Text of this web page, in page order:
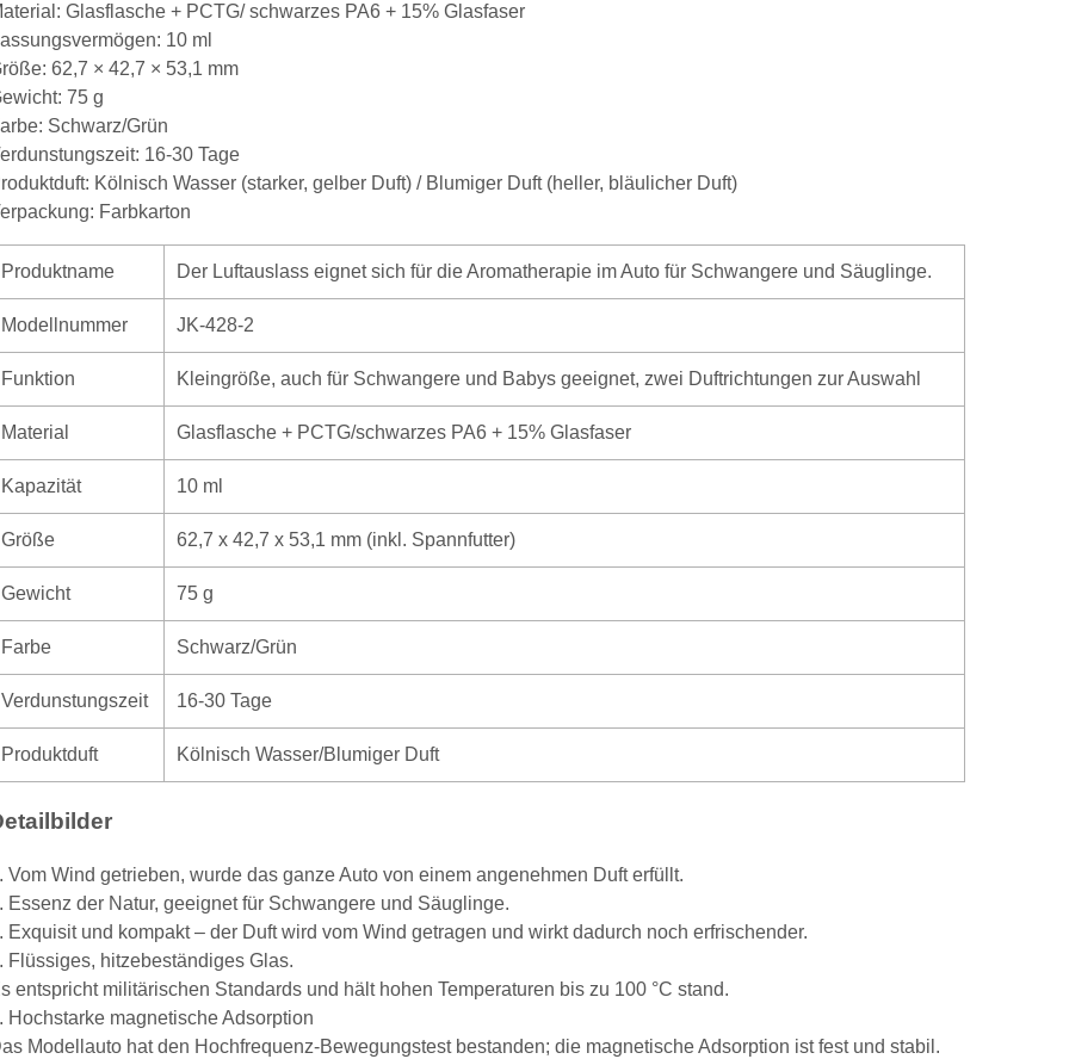
Glasflasche + PCTG/ schwarzes PA6 + 15% Glasfaser
10 ml
62,7 × 42,7 × 53,1 mm
75 g
Schwarz/Grün
16-30 Tage
Kölnisch Wasser (starker, gelber Duft) / Blumiger Duft (heller, bläulicher Duft)
Farbkarton
Produktname Der Luftauslass eignet sich für die Aromatherapie im Auto für Schwangere und Säuglinge.
Modellnummer JK-428-2
Funktion Kleingröße, auch für Schwangere und Babys geeignet, zwei Duftrichtungen zur Auswahl
Material Glasflasche + PCTG/schwarzes PA6 + 15% Glasfaser
Kapazität 10 ml
Größe 62,7 x 42,7 x 53,1 mm (inkl. Spannfutter)
Gewicht 75 g
Farbe Schwarz/Grün
Verdunstungszeit 16-30 Tage
Produktduft Kölnisch Wasser/Blumiger Duft
Vom Wind getrieben, wurde das ganze Auto von einem angenehmen Duft erfüllt.
Essenz der Natur, geeignet für Schwangere und Säuglinge.
Exquisit und kompakt – der Duft wird vom Wind getragen und wirkt dadurch noch erfrischender.
Flüssiges, hitzebeständiges Glas.
entspricht militärischen Standards und hält hohen Temperaturen bis zu 100 °C stand.
Hochstarke magnetische Adsorption
Modellauto hat den Hochfrequenz-Bewegungstest bestanden; die magnetische Adsorption ist fest und stabil.